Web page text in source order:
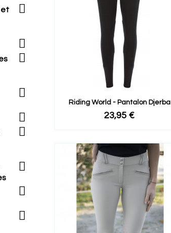
et









Riding World - Pantalon Djerba
23,95 €